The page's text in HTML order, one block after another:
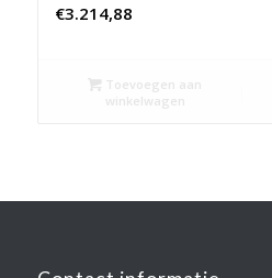
€3.214,88
Toevoegen aan
winkelwagen